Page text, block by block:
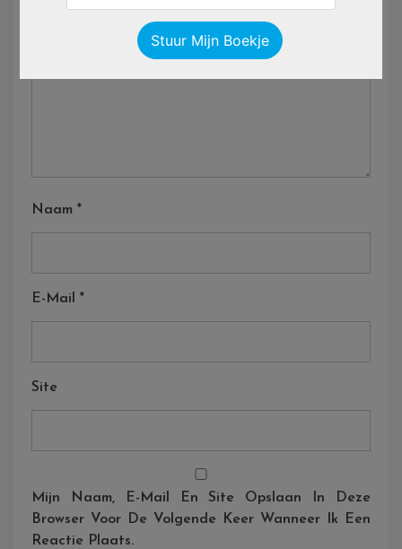
Naam *
E-Mail *
Site
Mijn Naam, E-Mail En Site Opslaan In Deze
Browser Voor De Volgende Keer Wanneer Ik Een
Reactie Plaats.